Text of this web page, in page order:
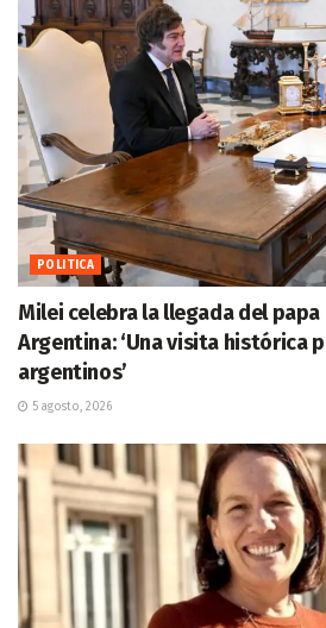
POLITICA
Milei celebra la llegada del papa
Argentina: ‘Una visita histórica
argentinos’
5 agosto, 2026